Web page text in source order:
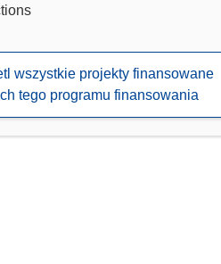
wszystkie projekty finansowane
tego programu finansowania